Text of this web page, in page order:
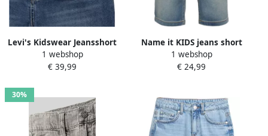
Levi's Kidswear Jeansshort
LVB NEW 511 SLIM FIT
DENIM SHORT
1 webshop
€ 39,99
Name it KIDS jeans short
Theo met biologisch katoen
light denim short Blauw
1 webshop
€ 24,99
30%